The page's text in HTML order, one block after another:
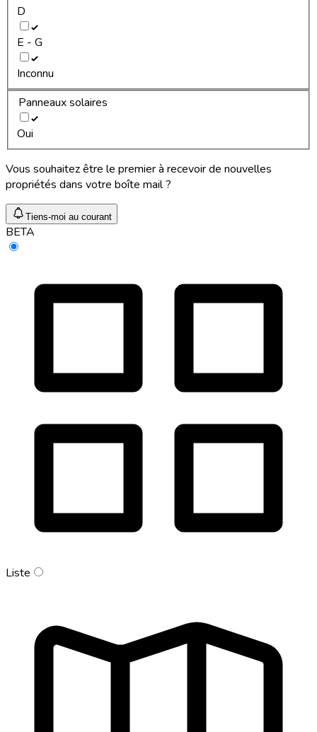
D
E - G
Inconnu
Panneaux solaires
Oui
Vous souhaitez être le premier à recevoir de nouvelles
propriétés dans votre boîte mail ?
Tiens-moi au courant
BETA
Liste